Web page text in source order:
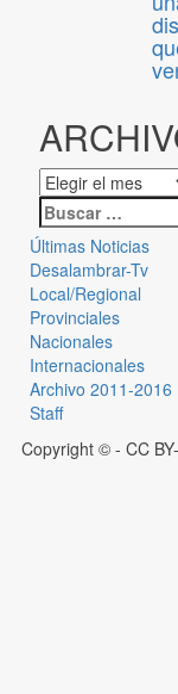
Últimas Noticias
Desalambrar-Tv
Local/Regional
Provinciales
Nacionales
Internacionales
Archivo 2011-2016
Staff
Copyright © - CC